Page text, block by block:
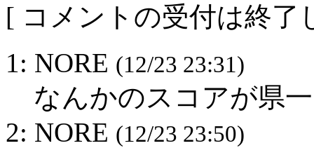
[ コメントの受付は終了
1: NORE (12/23 23:31)
なんかのスコアが県
2: NORE (12/23 23:50)